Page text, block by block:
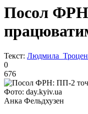
Посол
Текст: Людмила
0
676
Фото: day.kyiv.ua
Анка Фельдхузен